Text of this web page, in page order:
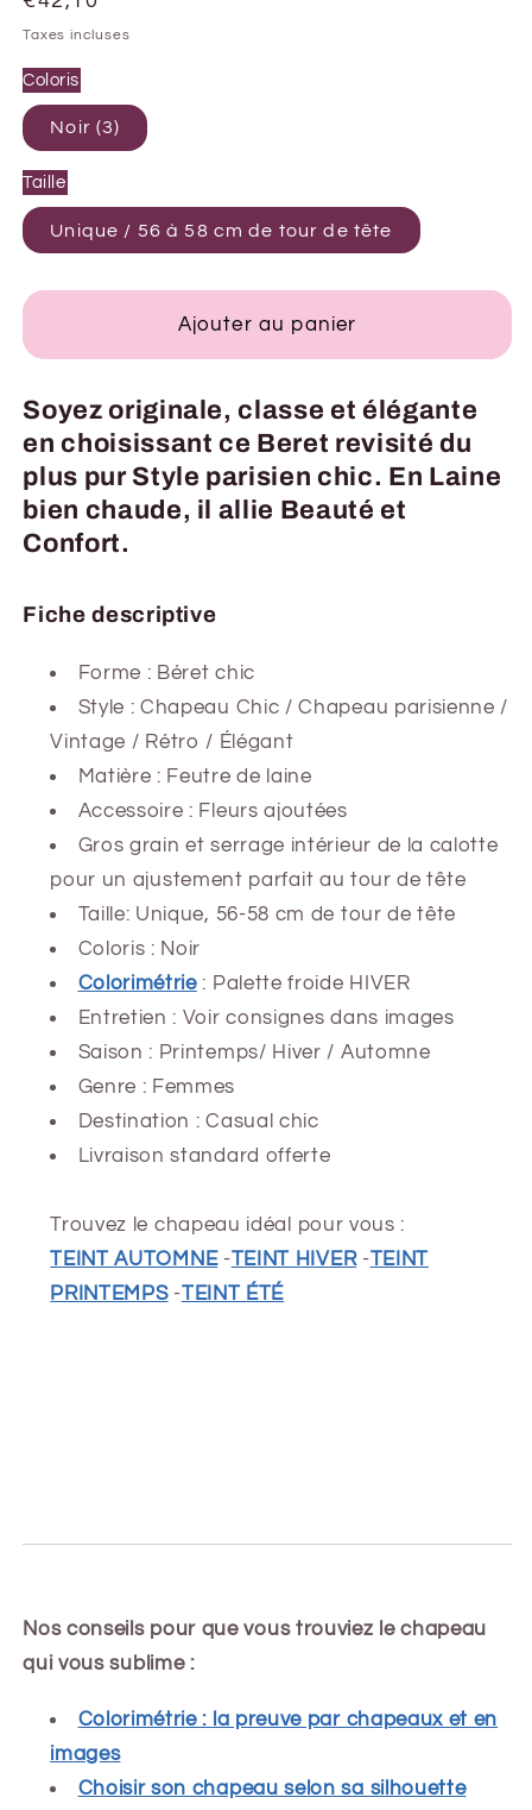
habituel
Taxes incluses
Coloris
Noir (3)
Taille
Unique / 56 à 58 cm de tour de tête
Ajouter au panier
Soyez originale, classe et élégante
en choisissant ce Beret revisité du
plus pur Style parisien chic. En Laine
bien chaude, il allie Beauté et
Confort.
Fiche descriptive
Forme : Béret chic
Style : Chapeau Chic / Chapeau parisienne /
Vintage / Rétro / Élégant
Matière : Feutre de laine
Accessoire : Fleurs ajoutées
Gros grain et serrage intérieur de la calotte
pour un ajustement parfait au tour de tête
Taille: Unique, 56-58 cm de tour de tête
Coloris : Noir
Colorimétrie : Palette froide HIVER
Entretien : Voir consignes dans images
Saison : Printemps/ Hiver / Automne
Genre : Femmes
Destination : Casual chic
Livraison standard offerte
Trouvez le chapeau idéal pour vous :
TEINT AUTOMNE-TEINT HIVER-TEINT
PRINTEMPS-TEINT ÉTÉ
Nos conseils pour que vous trouviez le chapeau
qui vous sublime :
Colorimétrie : la preuve par chapeaux et en
images
Choisir son chapeau selon sa silhouette